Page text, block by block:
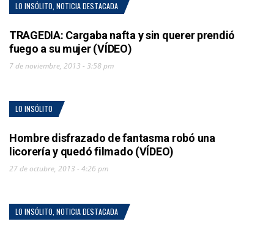
LO INSÓLITO NOTICIA DESTACADA
TRAGEDIA: Cargaba nafta y sin querer prendió
fuego a su mujer (VÍDEO)
7 de noviembre, 2013 - 3:58 pm
LO INSÓLITO
Hombre disfrazado de fantasma robó una
licorería y quedó filmado (VÍDEO)
27 de octubre, 2013 - 4:26 pm
LO INSÓLITO NOTICIA DESTACADA